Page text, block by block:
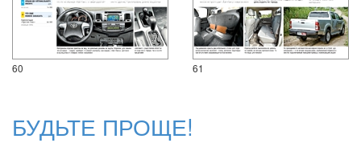
60 61
БУДЬТЕ ПРОЩЕ!